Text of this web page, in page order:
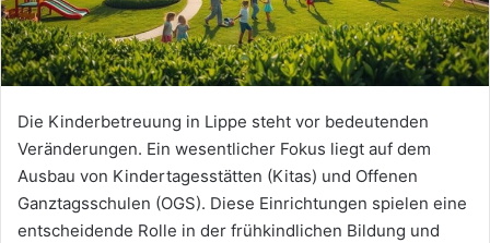
Die Kinderbetreuung in Lippe steht vor bedeutenden
Veränderungen. Ein wesentlicher Fokus liegt auf dem
Ausbau von Kindertagesstätten (Kitas) und Offenen
Ganztagsschulen (OGS). Diese Einrichtungen spielen eine
entscheidende Rolle in der frühkindlichen Bildung und